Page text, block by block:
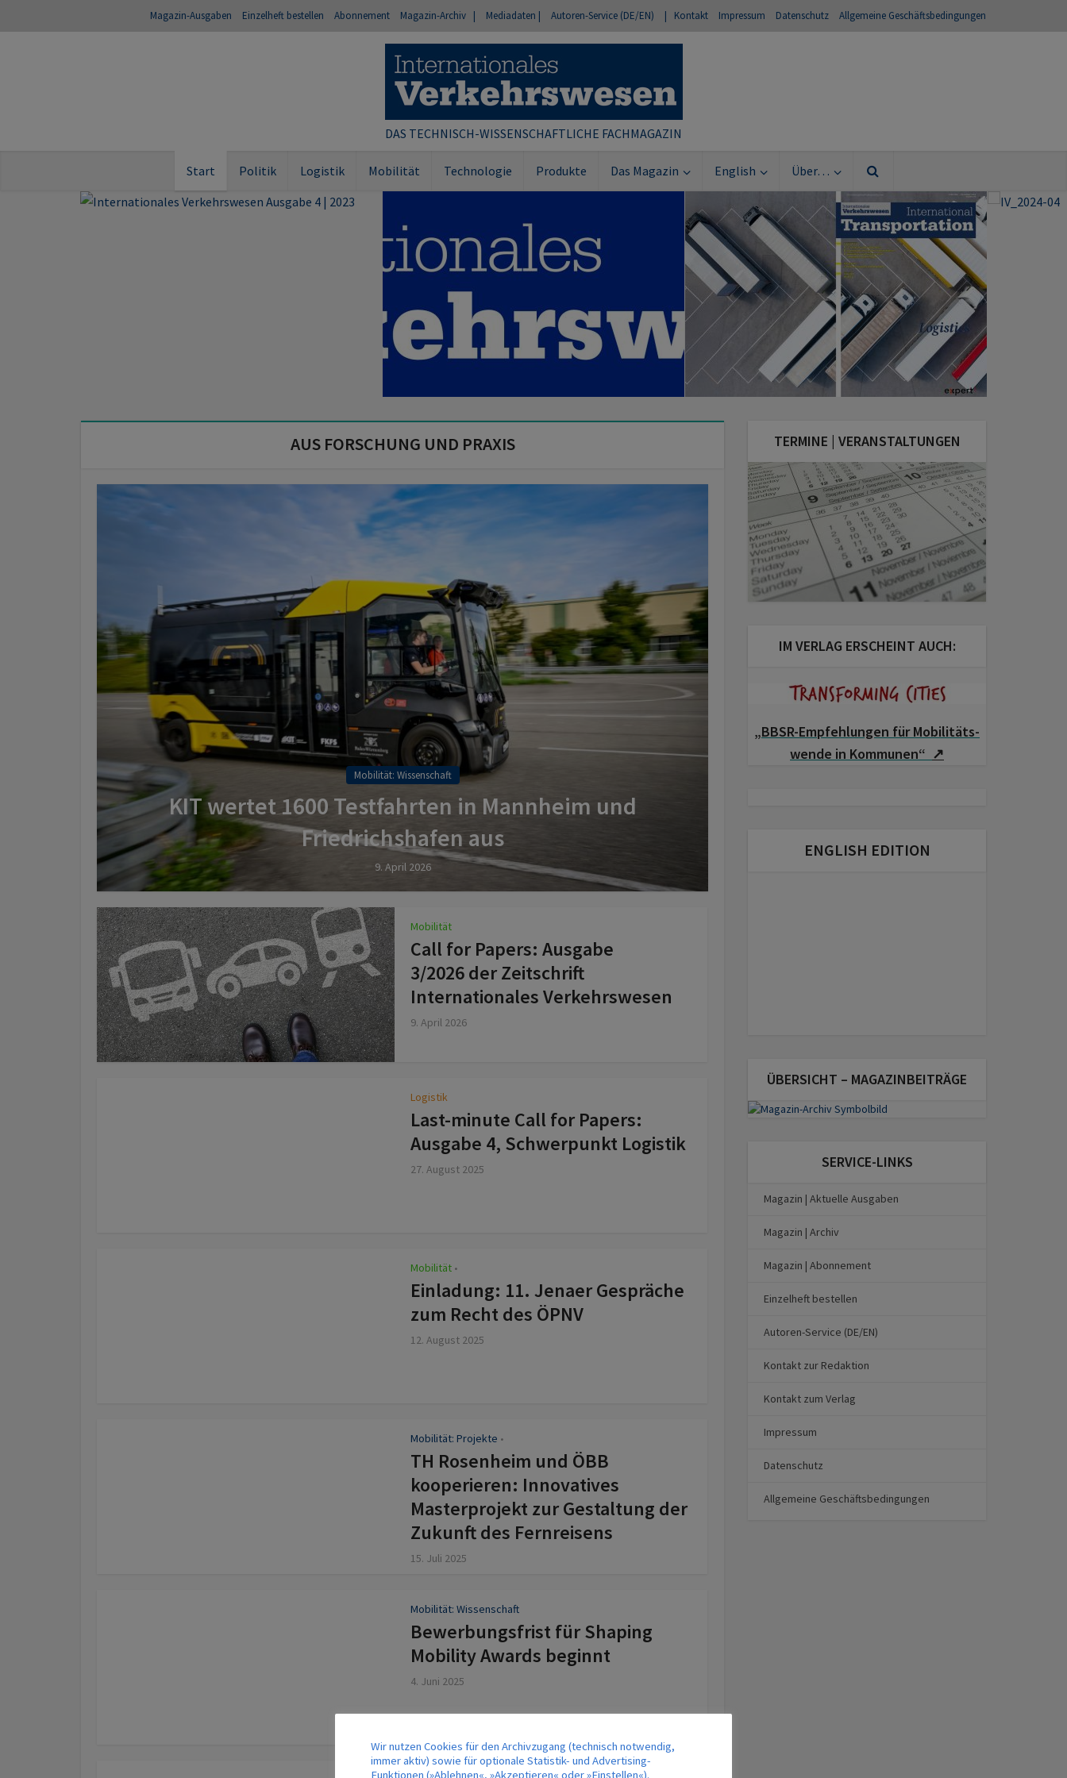
Magazin-Ausgaben Einzelheft bestellen Abonnement Magazin-Archiv | Mediadaten | Autoren-Service (DE/EN) | Kontakt Impressum Datenschutz Allgemeine Geschäftsbedingungen
DAS TECHNISCH-WISSENSCHAFTLICHE FACHMAGAZIN
Start Politik Logistik Mobilität Technologie Produkte Das Magazin English Über…
AUS FORSCHUNG UND PRAXIS
Mobilität: Wissenschaft
KIT wertet 1600 Testfahrten in Mannheim und
Friedrichshafen aus
9. April 2026
Mobilität
Call for Papers: Ausgabe
3/2026 der Zeitschrift
Internationales Verkehrswesen
9. April 2026
Logistik
Last-minute Call for Papers:
Ausgabe 4, Schwerpunkt Logistik
27. August 2025
Mobilität •
Einladung: 11. Jenaer Gespräche
zum Recht des ÖPNV
12. August 2025
Mobilität: Projekte •
TH Rosenheim und ÖBB
kooperieren: Innovatives
Masterprojekt zur Gestaltung der
Zukunft des Fernreisens
15. Juli 2025
Mobilität: Wissenschaft
Bewerbungsfrist für Shaping
Mobility Awards beginnt
4. Juni 2025
TERMINE | VERANSTALTUNGEN
IM VERLAG ERSCHEINT AUCH:
„BBSR-Empfehlungen für Mobilitäts­
wende in Kommunen“ ↗
ENGLISH EDITION
ÜBERSICHT – MAGAZINBEITRÄGE
SERVICE-LINKS
Magazin | Aktuelle Ausgaben
Magazin | Archiv
Magazin | Abonnement
Einzelheft bestellen
Autoren-Service (DE/EN)
Kontakt zur Redaktion
Kontakt zum Verlag
Impressum
Datenschutz
Allgemeine Geschäftsbedingungen
Wir nutzen Cookies für den Archivzugang (technisch notwendig,
immer aktiv) sowie für optionale Statistik- und Advertising-
Funktionen (»Ablehnen«, »Akzeptieren« oder »Einstellen«).